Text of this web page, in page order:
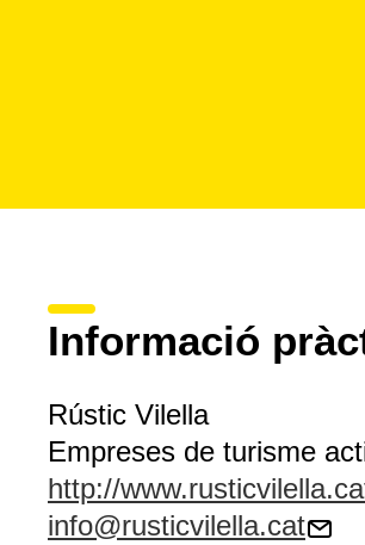
Informació
Rústic Vilella
Empreses de turisme
http://
info@rusticvilella.cat